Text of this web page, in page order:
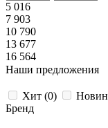
5 016
7 903
10 790
13 677
16 564
Наши предложения
Хит (0)
Бренд